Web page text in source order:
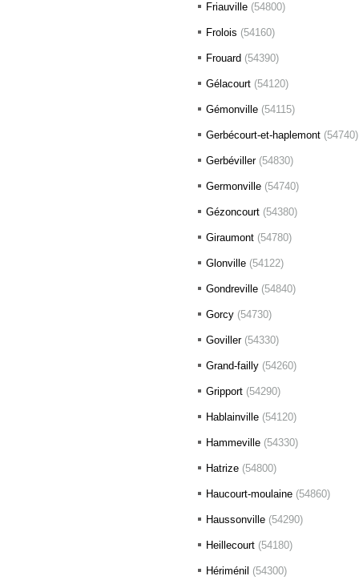
Friauville (54800)
Frolois (54160)
Frouard (54390)
Gélacourt (54120)
Gémonville (54115)
Gerbécourt-et-haplemont (54740)
Gerbéviller (54830)
Germonville (54740)
Gézoncourt (54380)
Giraumont (54780)
Glonville (54122)
Gondreville (54840)
Gorcy (54730)
Goviller (54330)
Grand-failly (54260)
Gripport (54290)
Hablainville (54120)
Hammeville (54330)
Hatrize (54800)
Haucourt-moulaine (54860)
Haussonville (54290)
Heillecourt (54180)
Hériménil (54300)